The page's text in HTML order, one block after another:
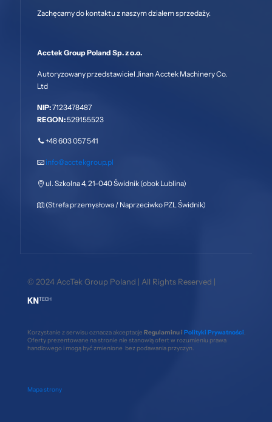
Zachęcamy do kontaktu z naszym działem sprzedaży.
Acctek Group Poland Sp. z o.o.
Autoryzowany przedstawiciel Jinan Acctek Machinery Co.
Ltd
NIP:7123478487
REGON:529155523
+48 603 057 541
info@acctekgroup.pl
ul. Szkolna 4, 21-040 Świdnik (obok Lublina)
(Strefa przemysłowa / Naprzeciwko PZL Świdnik)
© 2024 AccTek Group Poland | All Rights Reserved |
Korzystanie z serwisu oznacza akceptacje Regulaminu i Polityki Prywatności
Oferty prezentowane na stronie nie stanowią ofert w rozumieniu prawa
handlowego i mogą być zmienione bez podawania przyczyn.
Mapa strony